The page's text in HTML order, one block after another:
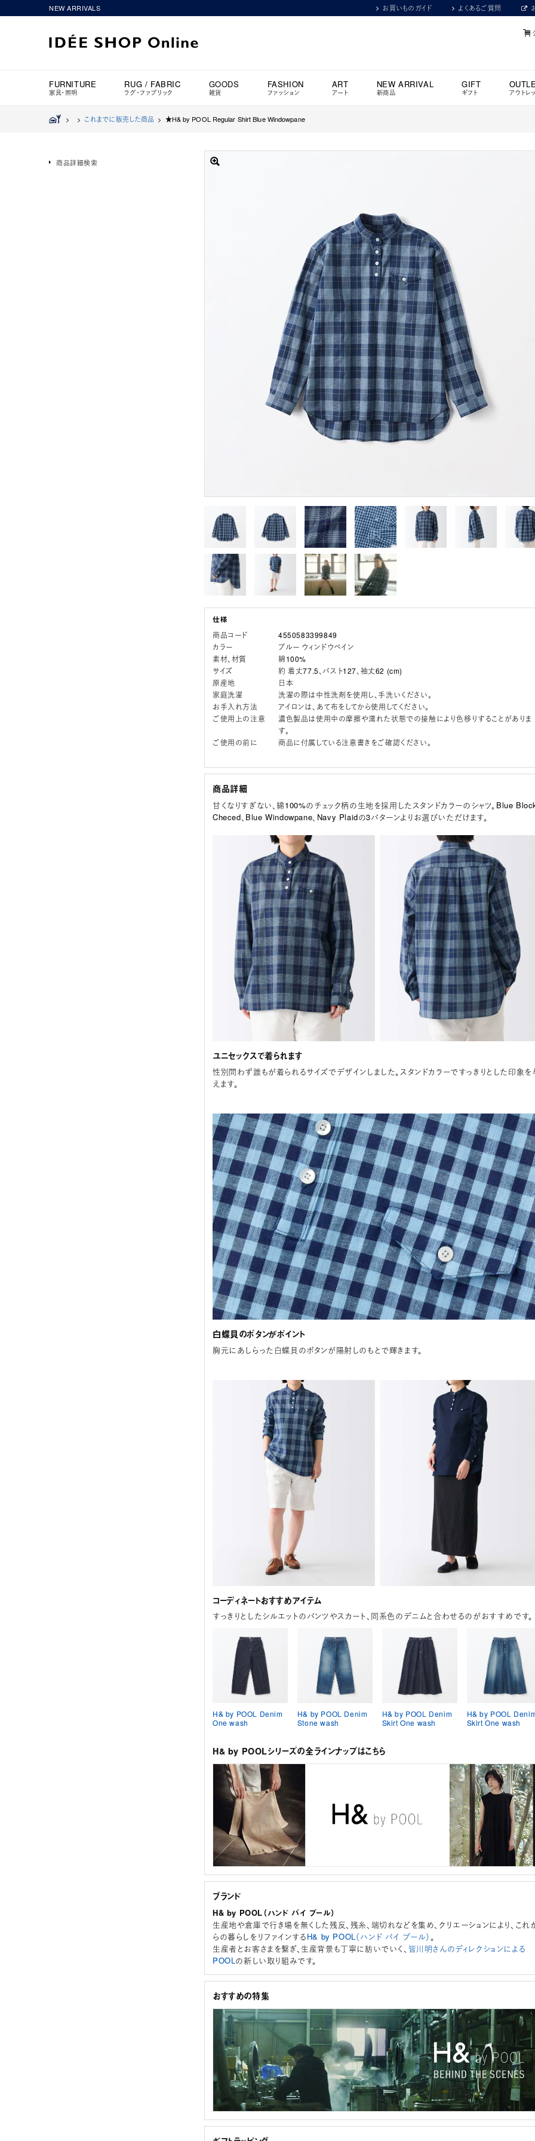
NEW ARRIVALS お買いものガイド よくあるご質問
FURNITURE
家具・照明
RUG / FABRIC
ラグ・ファブリック
GOODS
雑貨
FASHION
ファッション
ART
アート
NEW ARRIVAL
新商品
GIFT
ギフト アウトレ
> > これまでに販売した商品 > ★H& by POOL Regular Shirt Blue Windowpane
商品コード
4550583399849
カラー
ブルー ウィンドウペイン
素材、材質
綿100%
サイズ
約 着丈77.5、バスト127、袖丈62 (cm)
原産地
日本
家庭洗濯
洗濯の際は中性洗剤を使用し、手洗いください。
お手入れ方法
アイロンは、あて布をしてから使用してください。
ご使用上の注意
濃色製品は使用中の摩擦や濡れた状態での接触により色移りすることがありま
す。
ご使用の前に
商品に付属している注意書きをご確認ください。
商品詳細
甘くなりすぎない、綿100%のチェック柄の生地を採用したスタンドカラーのシャツ。Blue
Checed、Blue Windowpane、Navy Plaidの3パターンよりお選びいただけます。
ユニセックスで着られます
性別問わず誰もが着られるサイズでデザインしました。スタンドカラーですっきりとした印象を
えます。
白蝶貝のボタンがポイント
胸元にあしらった白蝶貝のボタンが陽射しのもとで輝きます。
コーディネートおすすめアイテム
すっきりとしたシルエットのパンツやスカート、同系色のデニムと合わせるのがおすすめです。
H& by POOL Denim
One wash
H& by POOL Denim
Stone wash
H& by POOL Denim
Skirt One wash
H& by POOL
Skirt One wash
H& by POOLシリーズの全ラインナップはこちら
ブランド
H& by POOL（ハンド バイ プール）
生産地や倉庫で行き場を無くした残反、残糸、端切れなどを集め、クリエーションにより、これ
らの暮らしをリファインするH& by POOL（ハンド バイ プール）。
生産者とお客さまを繋ぎ、生産背景も丁寧に紡いでいく、 皆川明さんのディレクションによる
POOLの新しい取り組みです。
おすすめの特集
商品詳細検索